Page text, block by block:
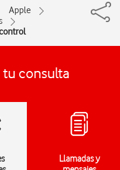
Apple
consulta
Llamadas y